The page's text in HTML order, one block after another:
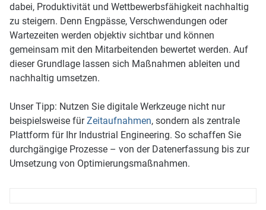
dabei, Produktivität und Wettbewerbsfähigkeit nachhaltig
zu steigern. Denn Engpässe, Verschwendungen oder
Wartezeiten werden objektiv sichtbar und können
gemeinsam mit den Mitarbeitenden bewertet werden. Auf
dieser Grundlage lassen sich Maßnahmen ableiten und
nachhaltig umsetzen.
Unser Tipp: Nutzen Sie digitale Werkzeuge nicht nur
beispielsweise fürZeitaufnahmen, sondern als zentrale
Plattform für Ihr Industrial Engineering. So schaffen Sie
durchgängige Prozesse – von der Datenerfassung bis zur
Umsetzung von Optimierungsmaßnahmen.